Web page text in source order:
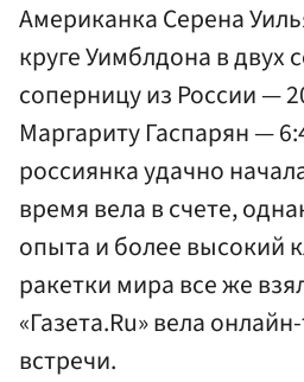
Американка Серена
круге Уимблдона в двух
соперницу из России —
Маргариту Гаспарян —
россиянка удачно
время вела в счете,
опыта и более высокий
ракетки мира все же
«Газета.Ru» вела
встречи.